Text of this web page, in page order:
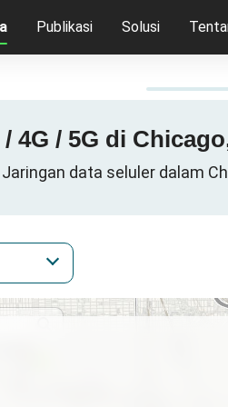
Publikasi Solusi
/ 4G / 5G di
Jaringan data seluler dalam